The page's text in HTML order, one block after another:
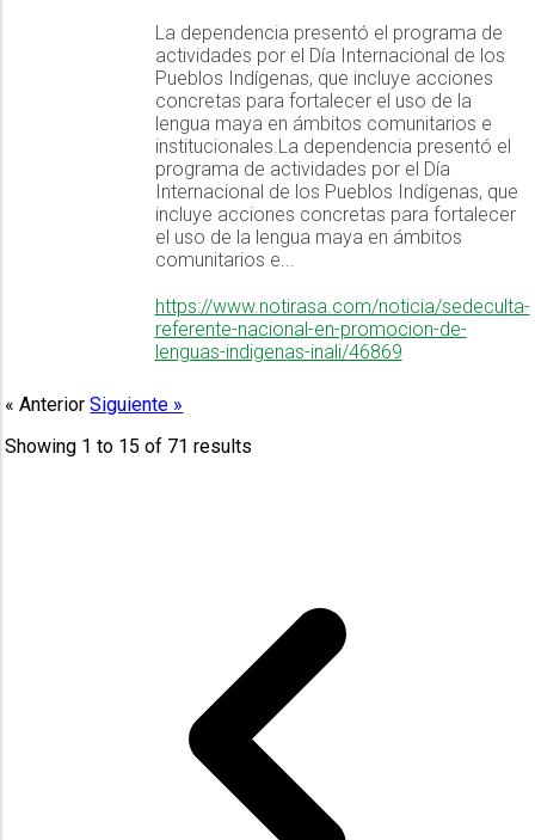
La dependencia presentó el programa de
actividades por el Día Internacional de los
Pueblos Indígenas, que incluye acciones
concretas para fortalecer el uso de la
lengua maya en ámbitos comunitarios e
institucionales.La dependencia presentó el
programa de actividades por el Día
Internacional de los Pueblos Indígenas, que
incluye acciones concretas para fortalecer
el uso de la lengua maya en ámbitos
comunitarios e...
https://www.notirasa.com/noticia/sedeculta-
referente-nacional-en-promocion-de-
lenguas-indigenas-inali/46869
« AnteriorSiguiente »
Showing 1 to 15 of 71 results